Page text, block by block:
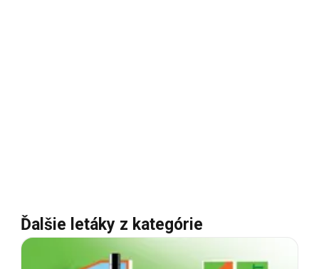
Ďalšie letáky z kategórie